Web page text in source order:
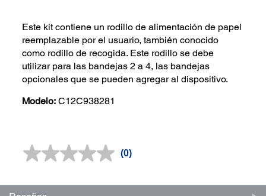
Este kit contiene un rodillo de alimentación de papel
reemplazable por el usuario, también conocido
como rodillo de recogida. Este rodillo se debe
utilizar para las bandejas 2 a 4, las bandejas
opcionales que se pueden agregar al dispositivo.
Modelo: C12C938281
Sin
en
(0)